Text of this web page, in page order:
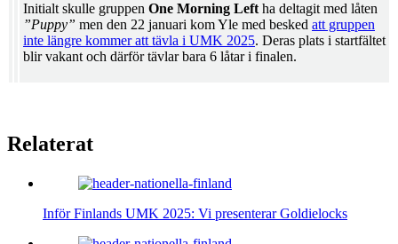
Initialt skulle gruppen One Morning Left ha deltagit med låten
”Puppy” men den 22 januari kom Yle med besked att gruppen
inte längre kommer att tävla i UMK 2025. Deras plats i startfältet
blir vakant och därför tävlar bara 6 låtar i finalen.
Relaterat
Inför Finlands UMK 2025: Vi presenterar Goldielocks